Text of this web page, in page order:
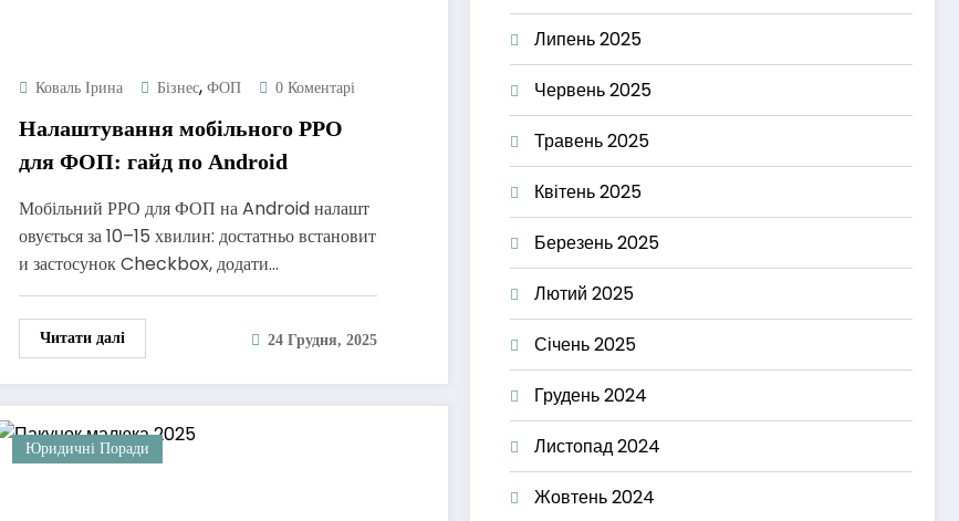
Коваль Ірина Бізнес, ФОП 0 Коментарі
Налаштування мобільного РРО
для ФОП: гайд по Android
Мобільний РРО для ФОП на Android налашт
овується за 10–15 хвилин: достатньо встановит
и застосунок Checkbox, додати…
Читати далі 24 Грудня, 2025
Юридичні Поради
Липень 2025
Червень 2025
Травень 2025
Квітень 2025
Березень 2025
Лютий 2025
Січень 2025
Грудень 2024
Листопад 2024
Жовтень 2024